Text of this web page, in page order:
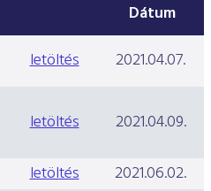
Dátum
letöltés
2021.04.07.
letöltés
2021.04.09.
letöltés
2021.06.02.